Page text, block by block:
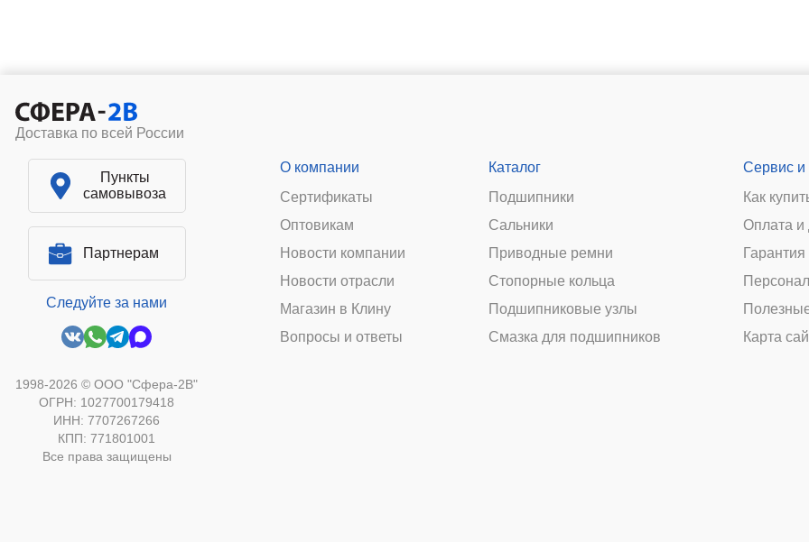
Доставка по всей России
Пункты
самовывоза
Партнерам
Следуйте за нами
1998-2026 © ООО "Сфера-2В"
ОГРН: 1027700179418
ИНН: 7707267266
КПП: 771801001
Все права защищены
О компании
Сертификаты
Оптовикам
Новости компании
Новости отрасли
Магазин в Клину
Вопросы и ответы
Каталог
Подшипники
Сальники
Приводные ремни
Стопорные кольца
Подшипниковые узлы
Смазка для подшипников
Сервис и
Как
Оплата и
Карта